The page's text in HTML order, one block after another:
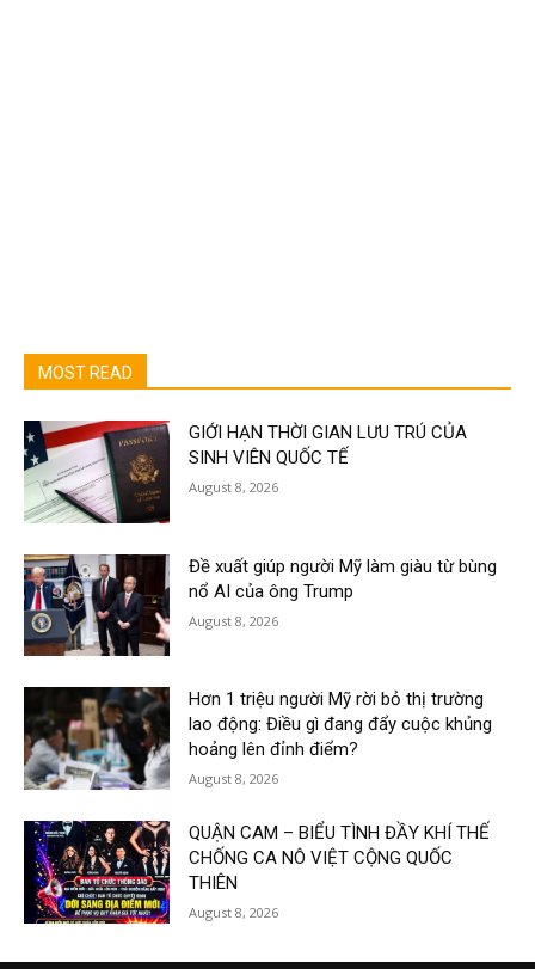
MOST READ
GIỚI HẠN THỜI GIAN LƯU TRÚ CỦA
SINH VIÊN QUỐC TẾ
August 8, 2026
Đề xuất giúp người Mỹ làm giàu từ bùng
nổ AI của ông Trump
August 8, 2026
Hơn 1 triệu người Mỹ rời bỏ thị trường
lao động: Điều gì đang đẩy cuộc khủng
hoảng lên đỉnh điểm?
August 8, 2026
QUẬN CAM – BIỂU TÌNH ĐẦY KHÍ THẾ
CHỐNG CA NÔ VIỆT CỘNG QUỐC
THIÊN
August 8, 2026